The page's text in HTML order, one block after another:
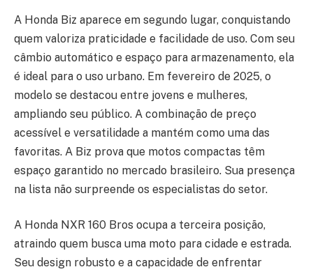
A Honda Biz aparece em segundo lugar, conquistando
quem valoriza praticidade e facilidade de uso. Com seu
câmbio automático e espaço para armazenamento, ela
é ideal para o uso urbano. Em fevereiro de 2025, o
modelo se destacou entre jovens e mulheres,
ampliando seu público. A combinação de preço
acessível e versatilidade a mantém como uma das
favoritas. A Biz prova que motos compactas têm
espaço garantido no mercado brasileiro. Sua presença
na lista não surpreende os especialistas do setor.
A Honda NXR 160 Bros ocupa a terceira posição,
atraindo quem busca uma moto para cidade e estrada.
Seu design robusto e a capacidade de enfrentar